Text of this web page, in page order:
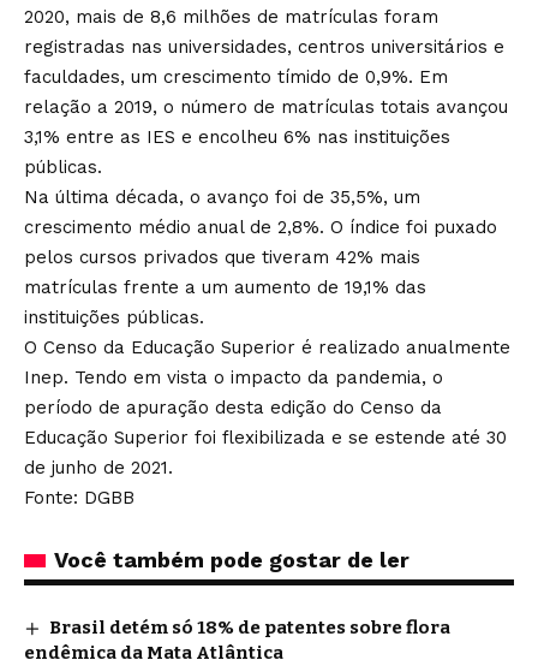
2020, mais de 8,6 milhões de matrículas foram
registradas nas universidades, centros universitários e
faculdades, um crescimento tímido de 0,9%. Em
relação a 2019, o número de matrículas totais avançou
3,1% entre as IES e encolheu 6% nas instituições
públicas.
Na última década, o avanço foi de 35,5%, um
crescimento médio anual de 2,8%. O índice foi puxado
pelos cursos privados que tiveram 42% mais
matrículas frente a um aumento de 19,1% das
instituições públicas.
O Censo da Educação Superior é realizado anualmente
Inep. Tendo em vista o impacto da pandemia, o
período de apuração desta edição do Censo da
Educação Superior foi flexibilizada e se estende até 30
de junho de 2021.
Fonte: DGBB
Você também pode gostar de ler
Brasil detém só 18% de patentes sobre flora
endêmica da Mata Atlântica